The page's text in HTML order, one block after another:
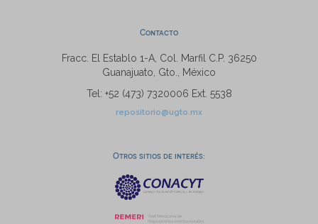
Contacto
Fracc. El Establo 1-A, Col. Marfil C.P. 36250
Guanajuato, Gto., México
Tel: +52 (473) 7320006 Ext. 5538
repositorio@ugto.mx
Otros sitios de interés: